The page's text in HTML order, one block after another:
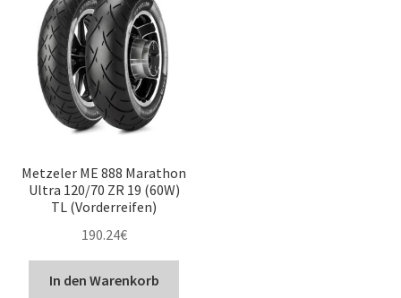
Metzeler ME 888 Marathon
Ultra 120/70 ZR 19 (60W)
TL (Vorderreifen)
190.24€
In den Warenkorb